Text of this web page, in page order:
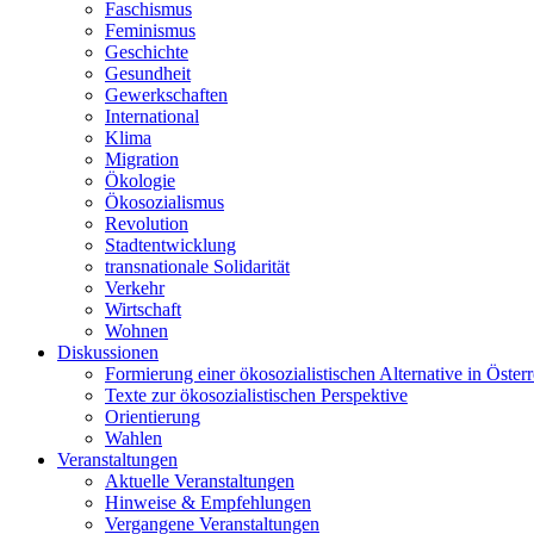
Faschismus
Feminismus
Geschichte
Gesundheit
Gewerkschaften
International
Klima
Migration
Ökologie
Ökosozialismus
Revolution
Stadtentwicklung
transnationale Solidarität
Verkehr
Wirtschaft
Wohnen
Diskussionen
Formierung einer ökosozialistischen Alternative in
Texte zur ökosozialistischen Perspektive
Orientierung
Wahlen
Veranstaltungen
Aktuelle Veranstaltungen
Hinweise & Empfehlungen
Vergangene Veranstaltungen